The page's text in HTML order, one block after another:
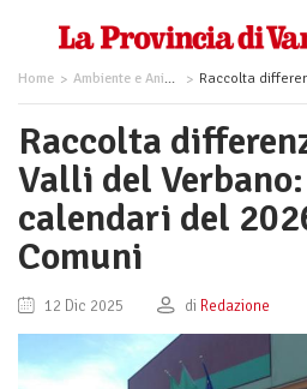
Home Ambiente e Animali Raccolta differenziata nelle Valli del
Raccolta
Valli del
calendari del
Comuni
12 Dic 2025 di Redazione